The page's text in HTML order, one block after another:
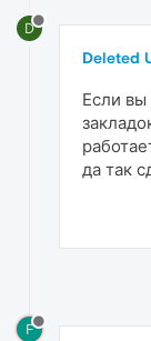
D
Deleted
Если вы
да так
F